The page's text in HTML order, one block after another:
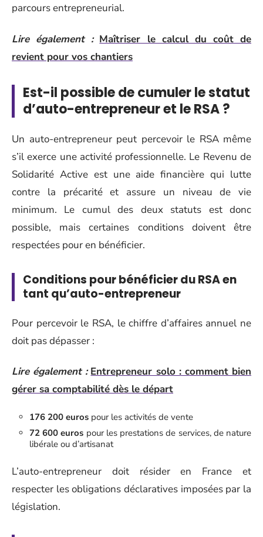
parcours entrepreneurial.
Lire également : Maîtriser le calcul du coût de
revient pour vos chantiers
Est-il possible de cumuler le statut
d’auto-entrepreneur et le RSA ?
Un auto-entrepreneur peut percevoir le RSA même
s’il exerce une activité professionnelle. Le Revenu de
Solidarité Active est une aide financière qui lutte
contre la précarité et assure un niveau de vie
minimum. Le cumul des deux statuts est donc
possible, mais certaines conditions doivent être
respectées pour en bénéficier.
Conditions pour bénéficier du RSA en
tant qu’auto-entrepreneur
Pour percevoir le RSA, le chiffre d’affaires annuel ne
doit pas dépasser :
Lire également : Entrepreneur solo : comment bien
gérer sa comptabilité dès le départ
176 200 euros pour les activités de vente
72 600 euros pour les prestations de services, de nature
libérale ou d’artisanat
L’auto-entrepreneur doit résider en France et
respecter les obligations déclaratives imposées par la
législation.